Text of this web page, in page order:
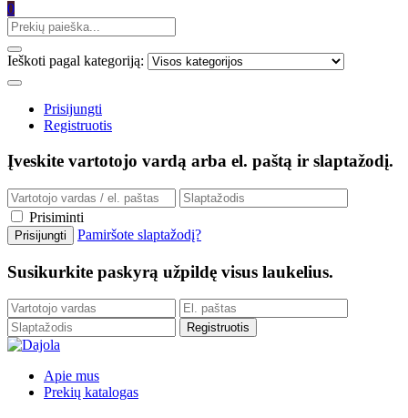
0
Ieškoti pagal kategoriją:
Prisijungti
Registruotis
Įveskite vartotojo vardą arba el. paštą ir slaptažodį.
Prisiminti
Pamiršote slaptažodį?
Susikurkite paskyrą užpildę visus laukelius.
Apie mus
Prekių katalogas